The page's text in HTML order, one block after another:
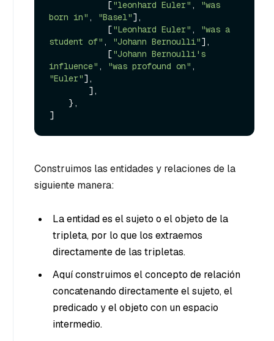
            [
"leonhard Euler" ,
"was
born in" , "Basel"],
            [
"Leonhard Euler" ,
"was a
student of" , "Johann Bernoulli"],
            [
"Johann Bernoulli's
influence" , "was profound on"
"Euler"],
Construimos las entidades y relaciones de la
siguiente manera:
La entidad es el sujeto o el objeto de la
tripleta, por lo que los extraemos
directamente de las tripletas.
Aquí construimos el concepto de relación
concatenando directamente el sujeto, el
predicado y el objeto con un espacio
intermedio.